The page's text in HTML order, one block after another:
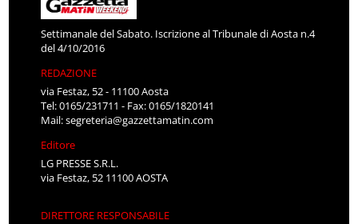
Settimanale del Sabato. Iscrizione al Tribunale di Aosta n.4
del 4/10/2016
REDAZIONE
via Festaz, 52 - 11100 Aosta
Tel: 0165/231711 - Fax: 0165/1820141
Mail:segreteria@gazzettamatin.com
Editore
LG PRESSE S.R.L.
via Festaz, 52 11100 AOSTA
DIRETTORE RESPONSABILE